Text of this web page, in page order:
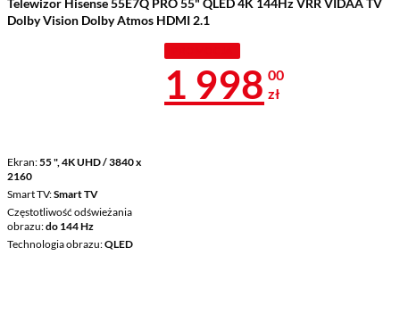
Dolby Vision Dolby Atmos HDMI 2.1
Ekran 55 ", 4K UHD / 3840 x
2160
Smart TV Smart TV
Częstotliwość odświeżania
obrazu do 144 Hz
Technologia obrazu QLED
Cena 1 998 zł
1 998 00
zł